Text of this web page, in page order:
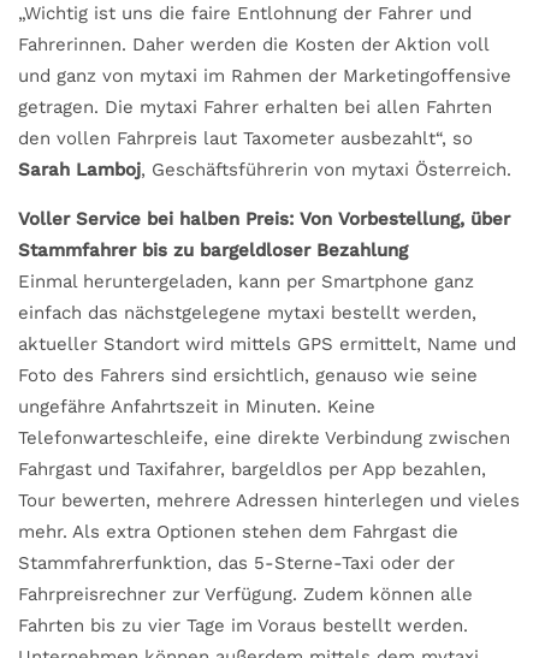
„Wichtig ist uns die faire Entlohnung der Fahrer und
Fahrerinnen. Daher werden die Kosten der Aktion voll
und ganz von mytaxi im Rahmen der Marketingoffensive
getragen. Die mytaxi Fahrer erhalten bei allen Fahrten
den vollen Fahrpreis laut Taxometer ausbezahlt“, so
Sarah Lamboj, Geschäftsführerin von mytaxi Österreich.
Voller Service bei halben Preis: Von Vorbestellung, über
Stammfahrer bis zu bargeldloser Bezahlung
Einmal heruntergeladen, kann per Smartphone ganz
einfach das nächstgelegene mytaxi bestellt werden,
aktueller Standort wird mittels GPS ermittelt, Name und
Foto des Fahrers sind ersichtlich, genauso wie seine
ungefähre Anfahrtszeit in Minuten. Keine
Telefonwarteschleife, eine direkte Verbindung zwischen
Fahrgast und Taxifahrer, bargeldlos per App bezahlen,
Tour bewerten, mehrere Adressen hinterlegen und vieles
mehr. Als extra Optionen stehen dem Fahrgast die
Stammfahrerfunktion, das 5-Sterne-Taxi oder der
Fahrpreisrechner zur Verfügung. Zudem können alle
Fahrten bis zu vier Tage im Voraus bestellt werden.